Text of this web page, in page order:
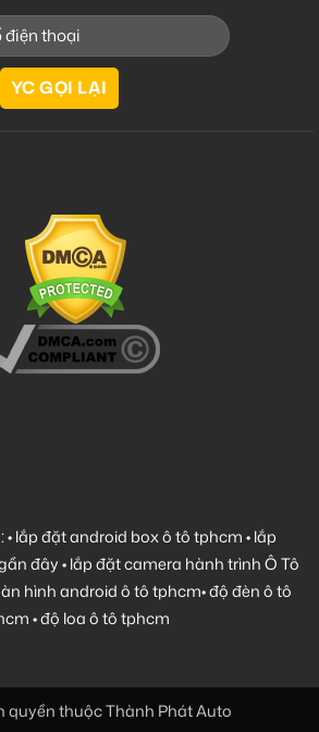
•lắp đặt android box ô tô tphcm•lắp
đây•lắp đặt camera hành trình Ô Tô
hình android ô tô tphcm•độ đèn ô tô
•độ loa ô tô tphcm
quyền thuộc Thành Phát Auto